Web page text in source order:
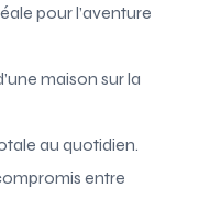
pour l’aventure
maison sur la
au quotidien.
entre